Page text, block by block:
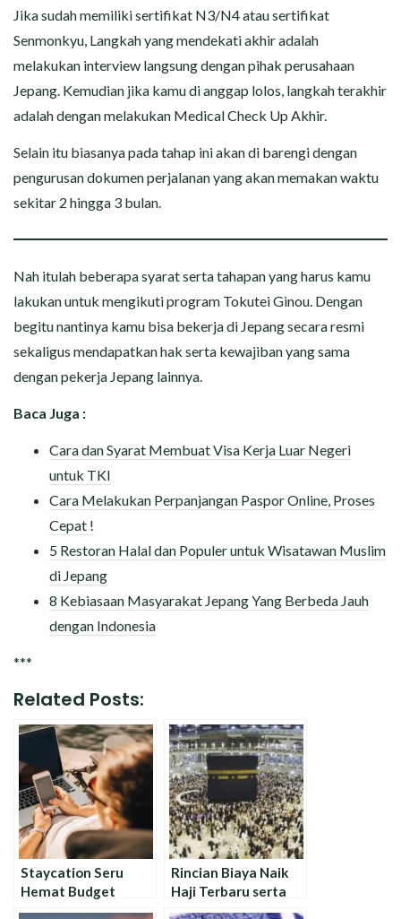
Jika sudah memiliki sertifikat N3/N4 atau sertifikat
Senmonkyu, Langkah yang mendekati akhir adalah
melakukan interview langsung dengan pihak perusahaan
Jepang. Kemudian jika kamu di anggap lolos, langkah terakhir
adalah dengan melakukan Medical Check Up Akhir.
Selain itu biasanya pada tahap ini akan di barengi dengan
pengurusan dokumen perjalanan yang akan memakan waktu
sekitar 2 hingga 3 bulan.
Nah itulah beberapa syarat serta tahapan yang harus kamu
lakukan untuk mengikuti program Tokutei Ginou. Dengan
begitu nantinya kamu bisa bekerja di Jepang secara resmi
sekaligus mendapatkan hak serta kewajiban yang sama
dengan pekerja Jepang lainnya.
Baca Juga :
Cara dan Syarat Membuat Visa Kerja Luar Negeri
untuk TKI
Cara Melakukan Perpanjangan Paspor Online, Proses
Cepat !
5 Restoran Halal dan Populer untuk Wisatawan Muslim
di Jepang
8 Kebiasaan Masyarakat Jepang Yang Berbeda Jauh
dengan Indonesia
***
Related Posts:
Staycation Seru
Hemat Budget
Dengan Mengikuti
Rincian Biaya Naik
Haji Terbaru serta
Cara dan Syarat